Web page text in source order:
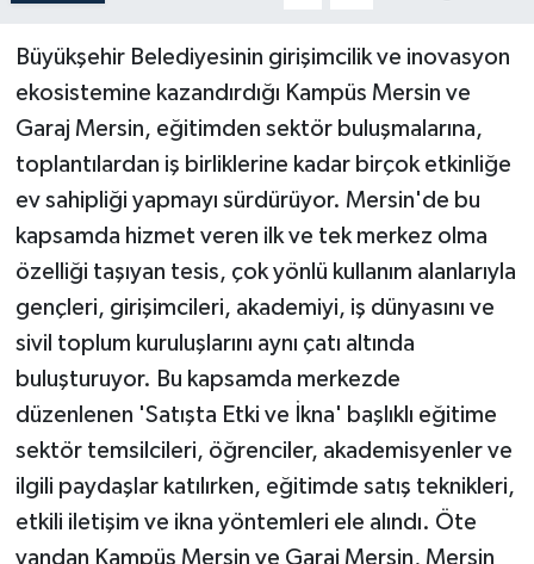
Büyükşehir Belediyesinin girişimcilik ve inovasyon
ekosistemine kazandırdığı Kampüs Mersin ve
Garaj Mersin, eğitimden sektör buluşmalarına,
toplantılardan iş birliklerine kadar birçok etkinliğe
ev sahipliği yapmayı sürdürüyor. Mersin'de bu
kapsamda hizmet veren ilk ve tek merkez olma
özelliği taşıyan tesis, çok yönlü kullanım alanlarıyla
gençleri, girişimcileri, akademiyi, iş dünyasını ve
sivil toplum kuruluşlarını aynı çatı altında
buluşturuyor. Bu kapsamda merkezde
düzenlenen 'Satışta Etki ve İkna' başlıklı eğitime
sektör temsilcileri, öğrenciler, akademisyenler ve
ilgili paydaşlar katılırken, eğitimde satış teknikleri,
etkili iletişim ve ikna yöntemleri ele alındı. Öte
yandan Kampüs Mersin ve Garaj Mersin, Mersin
Yaşam